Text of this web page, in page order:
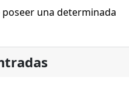
una determinada